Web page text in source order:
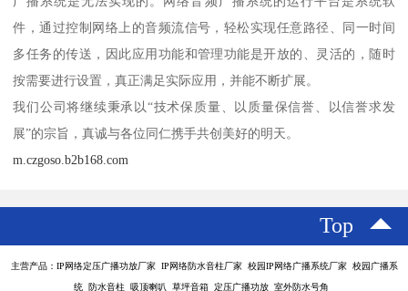
件，通过控制网络上的音频流信号，轻松实现任意路径、同一时间
多任务的传送，因此应用功能和管理功能是开放的、灵活的，随时
按需要进行设置，真正满足实际应用，并能不断扩展。
我们公司将继续秉承以“技术保质量、以质量保信誉、以信誉求发
展”的宗旨，真诚与各位同仁携手共创美好的明天。
m.czgoso.b2b168.com
Top
主营产品：IP网络定压广播功放厂家 IP网络防水音柱厂家 校园IP网络广播系统厂家 校园广播系
统 防水音柱 吸顶喇叭 草坪音箱 定压广播功放 室外防水号角